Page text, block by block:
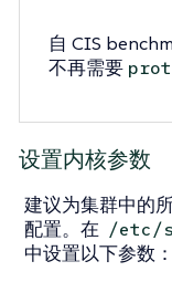
自 CIS
不再需要
设置内核参数
建议为集群中的
配置。在 /etc/
中设置以下参数：